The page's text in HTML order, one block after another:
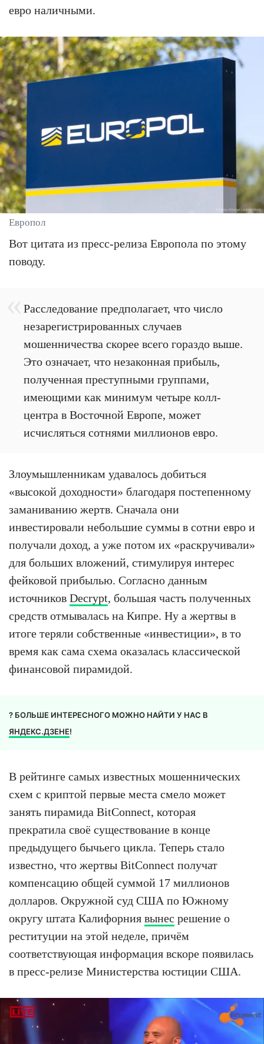
евро наличными.
Европол
Вот цитата из пресс-релиза Европола по этому
поводу.
Расследование предполагает, что число
незарегистрированных случаев
мошенничества скорее всего гораздо выше.
Это означает, что незаконная прибыль,
полученная преступными группами,
имеющими как минимум четыре колл-
центра в Восточной Европе, может
исчисляться сотнями миллионов евро.
Злоумышленникам удавалось добиться
«высокой доходности» благодаря постепенному
заманиванию жертв. Сначала они
инвестировали небольшие суммы в сотни евро и
получали доход, а уже потом их «раскручивали»
для больших вложений, стимулируя интерес
фейковой прибылью. Согласно данным
источников Decrypt, большая часть полученных
средств отмывалась на Кипре. Ну а жертвы в
итоге теряли собственные «инвестиции», в то
время как сама схема оказалась классической
финансовой пирамидой.
? БОЛЬШЕ ИНТЕРЕСНОГО МОЖНО НАЙТИ У НАС В
ЯНДЕКС.ДЗЕНЕ!
В рейтинге самых известных мошеннических
схем с криптой первые места смело может
занять пирамида BitConnect, которая
прекратила своё существование в конце
предыдущего бычьего цикла. Теперь стало
известно, что жертвы BitConnect получат
компенсацию общей суммой 17 миллионов
долларов. Окружной суд США по Южному
округу штата Калифорния вынес решение о
реституции на этой неделе, причём
соответствующая информация вскоре появилась
в пресс-релизе Министерства юстиции США.